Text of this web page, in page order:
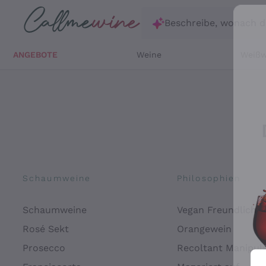
Zum Hauptinhalt springen
Beschreibe, wonach
ANGEBOTE Weine
Schaumweine
Schaumweine
Rosé Sekt
Prosecco
Philosophien
Vegan Freundlich
Orangewein
Recoltant